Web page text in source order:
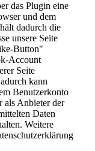
das Plugin eine
und dem
dadurch die
unsere Seite
Button"
Account
Seite
kann
Benutzerkonto
als Anbieter der
Daten
Weitere